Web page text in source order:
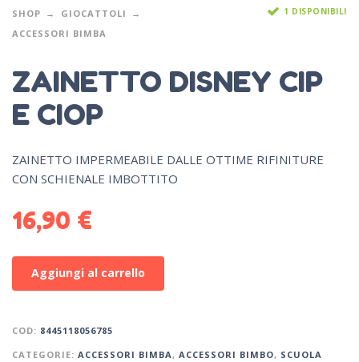
SHOP
GIOCATTOLI
ACCESSORI BIMBA
1 DISPONIBILI
ZAINETTO DISNEY CIP
E CIOP
ZAINETTO IMPERMEABILE DALLE OTTIME RIFINITURE
CON SCHIENALE IMBOTTITO
16,90 €
Aggiungi al carrello
COD: 8445118056785
CATEGORIE: ACCESSORI BIMBA, ACCESSORI BIMBO, SCUOLA